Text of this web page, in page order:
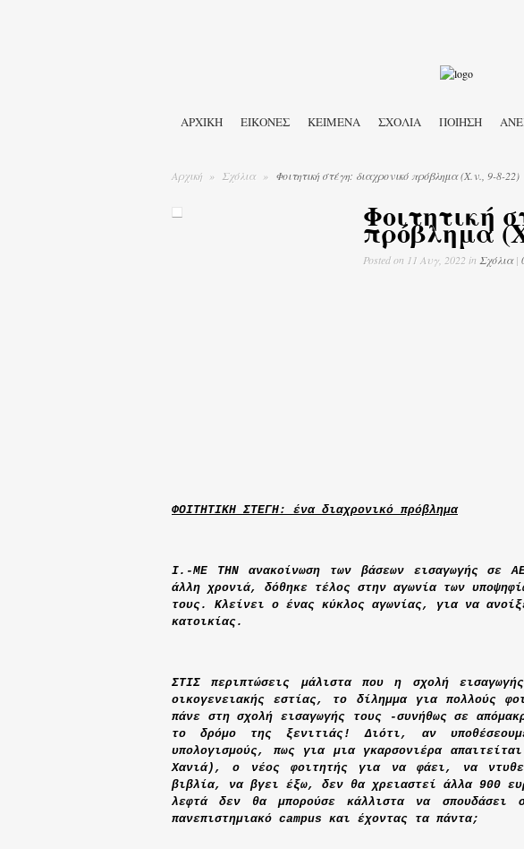
ΑΡΧΙΚΉ ΕΙΚΟΝΕΣ ΚΕΙΜΕΝΑ ΣΧΟΛΙΑ ΠΟΙΗΣΗ
Αρχική » Σχόλια » Φοιτητική στέγη: διαχρονικό πρόβλημα (Χ.ν., 9-8-22)
Φοιτητική
πρόβλημα
Postedon 11 Αυγ, 2022 in Σχόλια|
ΦΟΙΤΗΤΙΚΗ ΣΤΕΓΗ: ένα διαχρονικό πρόβλημα
Ι.-ΜΕ ΤΗΝ ανακοίνωση των βάσεων εισαγωγής σε
άλλη χρονιά, δόθηκε τέλος στην αγωνία των
τους. Κλείνει ο ένας κύκλος αγωνίας, για να
κατοικίας.
ΣΤΙΣ περιπτώσεις μάλιστα που η σχολή
οικογενειακής εστίας, το δίλημμα για πολλούς
πάνε στη σχολή εισαγωγής τους -συνήθως σε
το δρόμο της ξενιτιάς! Διότι, αν
υπολογισμούς, πως για μια γκαρσονιέρα
Χανιά), ο νέος φοιτητής για να φάει, να
βιβλία, να βγει έξω, δεν θα χρειαστεί άλλα 900
λεφτά δεν θα μπορούσε κάλλιστα να σπουδάσει
πανεπιστημιακό campus και έχοντας τα πάντα;